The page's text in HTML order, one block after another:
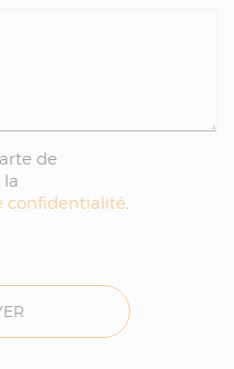
de
la
confidentialité.